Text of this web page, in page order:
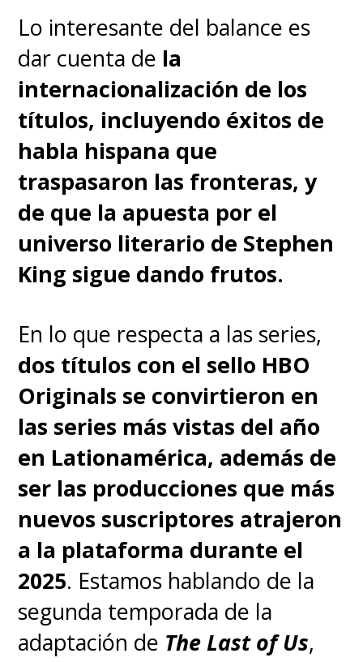
De hecho, si se repiten este
lunes el especial en el
streaming de WarnerMedia,
podrán ver que el error ya fue
solucionado, apareciendo
(¡ahora sí!) una imagen de la
infancia de Watson en aquel
momento que tiene lugar
alrededor del minuto 5 con 50
"Regreso a Hogwarts" ya está
disponible en HBO Max,
marcando la esperada reunión
de Watson,Daniel Radcliffe y
Rupert Grint, quienes dieron
vida a"Hermione
Granger","El Niño Que
Sobrevivió" y "Ron Weasley"
lo largo de las ocho películas
que adaptaron los siete libros de
Lo interesante del balance es
dar cuenta de la
internacionalización de los
títulos, incluyendo éxitos de
habla hispana que
traspasaron las fronteras, y
de que la apuesta por el
universo literario de Stephen
King sigue dando frutos.
En lo que respecta a las series,
dos títulos con el sello HBO
Originals se convirtieron en
las series más vistas del año
en Lationamérica, además de
ser las producciones que más
nuevos suscriptores atrajeron
a la plataforma durante el
2025. Estamos hablando de la
segunda temporada de la
adaptación de The Last of Us,